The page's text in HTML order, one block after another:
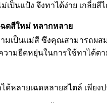
ป็นแป้ง จึงทาได้ง่าย เกลี่ย
ฉดสีใหม่ หลากหลาย
เป็นแม่สี ซึงคุณสามารถผสม
วามยืดหยุ่นในการใช้ทาได้ต
ด้หลายเฉดหลายสไตล์ เพี